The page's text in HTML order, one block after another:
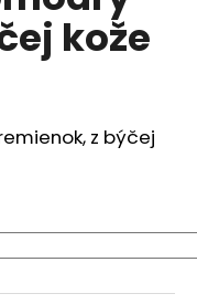
kože
z býčej